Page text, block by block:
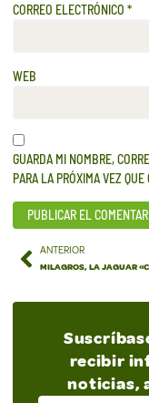
CORREO ELECTRÓNICO *
WEB
GUARDA MI NOMBRE,
PARA LA PRÓXIMA VEZ QUE
ANTERIOR
recibir
noticias,